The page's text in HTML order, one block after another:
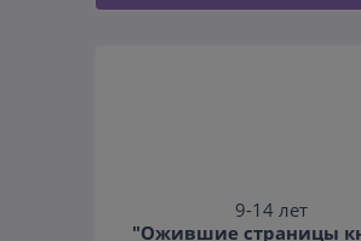
9-14 лет
"Ожившие страницы